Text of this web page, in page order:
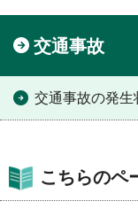
交通事故
交通事故の発生
こちらのペ